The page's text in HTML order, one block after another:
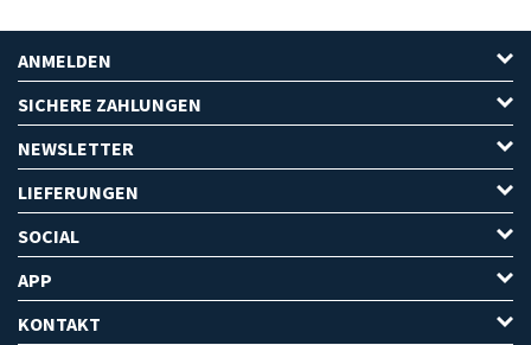
ANMELDEN
SICHERE ZAHLUNGEN
NEWSLETTER
LIEFERUNGEN
SOCIAL
APP
KONTAKT